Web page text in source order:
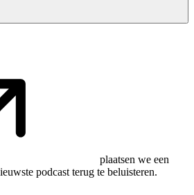
plaatsen we een
podcast terug te beluisteren.